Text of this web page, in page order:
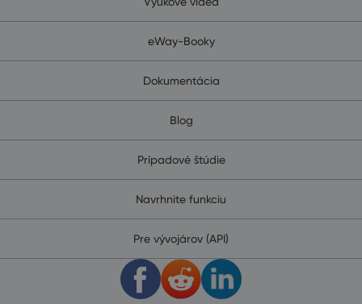
eWay-Booky
Dokumentácia
Blog
Prípadové štúdie
Navrhnite funkciu
Pre vývojárov (API)